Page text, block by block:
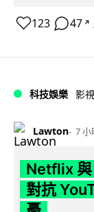
123 47 ↗
科技娛樂 影
Lawton 7 小
Netflix 與
對抗